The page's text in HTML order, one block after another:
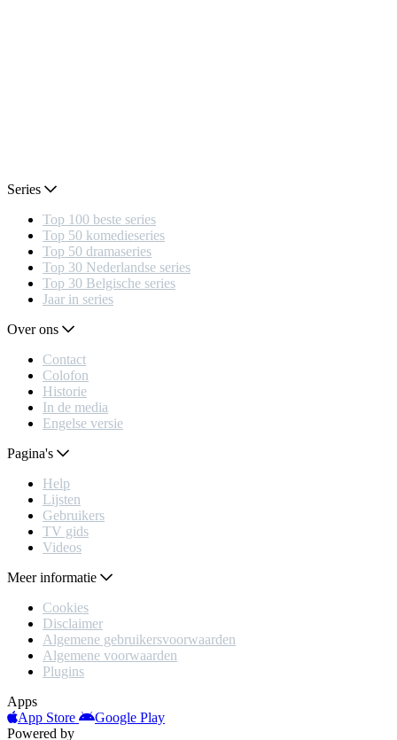
Series
Top 100 beste series
Top 50 komedieseries
Top 50 dramaseries
Top 30 Nederlandse series
Top 30 Belgische series
Jaar in series
Over ons
Contact
Colofon
Historie
In de media
Engelse versie
Pagina's
Help
Lijsten
Gebruikers
TV gids
Videos
Meer informatie
Cookies
Disclaimer
Algemene gebruikersvoorwaarden
Algemene voorwaarden
Plugins
Apps
App Store
Google Play
Powered by